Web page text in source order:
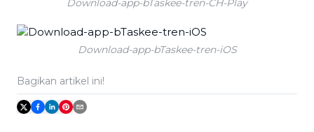
Download-app-bTaskee-tren-CH-Play
Download-app-bTaskee-tren-iOS
Bagikan artikel ini!